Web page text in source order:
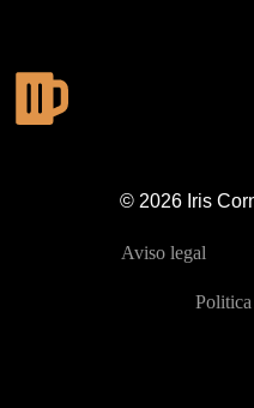
© 2026 Iris
Aviso legal